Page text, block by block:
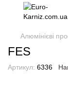
Алюмінієві
FES
Артикул: 6336